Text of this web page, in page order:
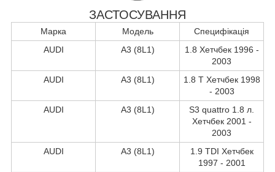
ЗАСТОСУВАННЯ
Марка Модель
Специфікація
AUDI
A3 (8L1)
1.8 Хетчбек 1996 -
2003
AUDI
A3 (8L1)
1.8 T Хетчбек 1998
- 2003
AUDI
A3 (8L1)
S3 quattro 1.8 л.
Хетчбек 2001 -
2003
AUDI
A3 (8L1)
1.9 TDI Хетчбек
1997 - 2001